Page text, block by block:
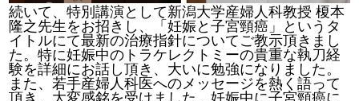
続いて、特別講演として新潟大学産婦人科教授 榎本
隆之先生をお招きし、「妊娠と子宮頸癌」というタ
イトルにて最新の治療指針についてご教示頂きまし
た。特に妊娠中のトラケレクトミーの貴重な執刀経
験を詳細にお話し頂き、大いに勉強になりました。
また、若手産婦人科医へのメッセージを熱く語って